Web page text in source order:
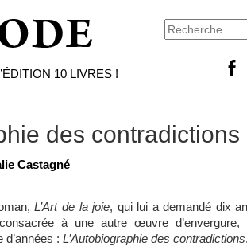
10 LIVRES !
des contradictions
Castagné
L’Art de la joie, qui lui a demandé dix
à une autre œuvre d’envergure,
: L’Autobiographie des contradictions.